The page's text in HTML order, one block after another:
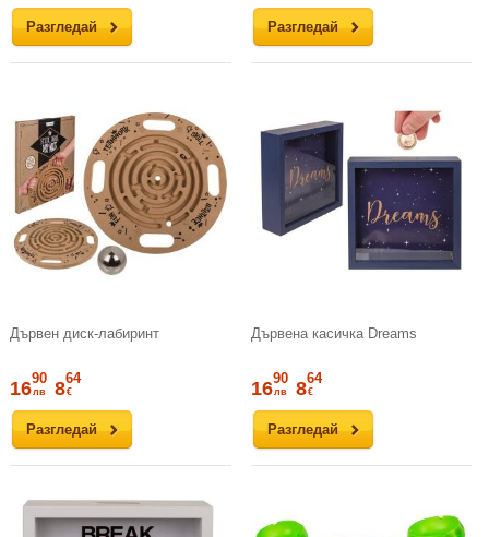
Разгледай Разгледай
Дървен диск-лабиринт
Разгледай
1690
лв 864
€
Дървена касичка Dreams
Разгледай
1690
лв 864
€